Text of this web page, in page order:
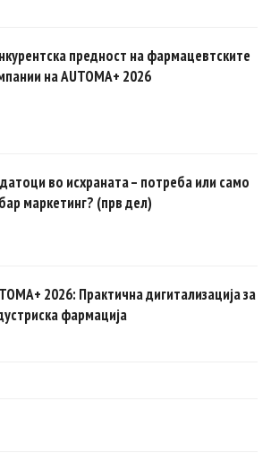
предност на фармацевтските
на AUTOMA+ 2026
во исхраната – потреба или само
маркетинг? (прв дел)
2026: Практична дигитализација за
фармација